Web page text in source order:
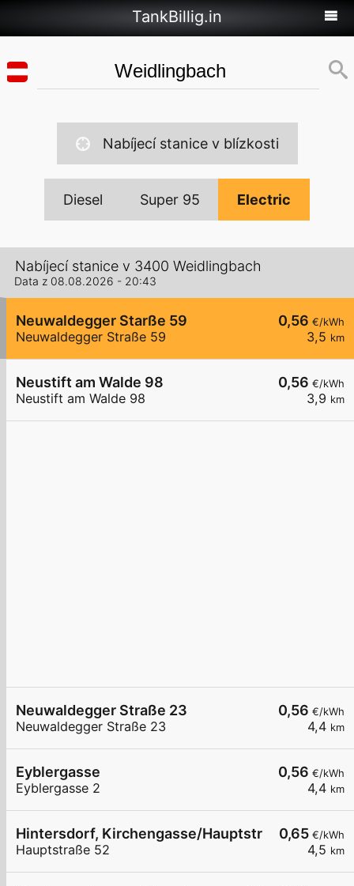
TankBillig.in
Nabíjecí stanice v blízkosti
Diesel Super 95 Electric
Nabíjecí stanice v 3400 Weidlingbach
Data z 08.08.2026 - 20:43
0,56 €/kWh
3,5 km
Neuwaldegger Starße 59
Neuwaldegger Straße 59
0,56 €/kWh
3,9 km
Neustift am Walde 98
Neustift am Walde 98
0,56 €/kWh
4,4 km
Neuwaldegger Straße 23
Neuwaldegger Straße 23
0,56 €/kWh
4,4 km
Eyblergasse
Eyblergasse 2
0,65 €/kWh
4,5 km
Hintersdorf, Kirchengasse/Hauptstrasse
Hauptstraße 52